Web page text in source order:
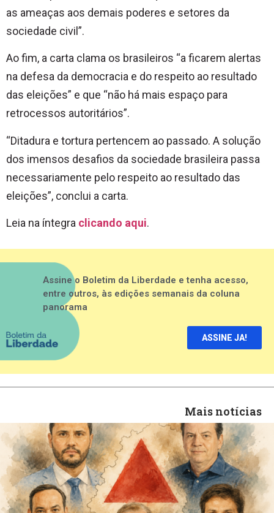
as ameaças aos demais poderes e setores da
sociedade civil”.
Ao fim, a carta clama os brasileiros “a ficarem alertas
na defesa da democracia e do respeito ao resultado
das eleições” e que “não há mais espaço para
retrocessos autoritários”.
“Ditadura e tortura pertencem ao passado. A solução
dos imensos desafios da sociedade brasileira passa
necessariamente pelo respeito ao resultado das
eleições”, conclui a carta.
Leia na íntegra clicando aqui.
Assine o Boletim da Liberdade e tenha acesso,
entre outros, às edições semanais da coluna
panorama
ASSINE JA!
Mais notícias